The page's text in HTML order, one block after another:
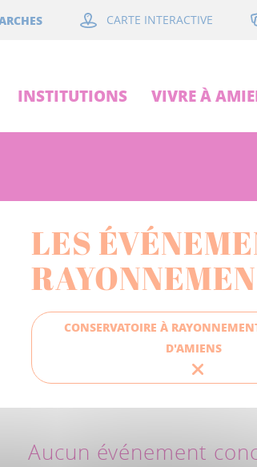
CARTE INTERACTIVE
INSTITUTIONS VIVRE À
LES
CONSERVATOIRE À
D'AMIENS
Aucun événement